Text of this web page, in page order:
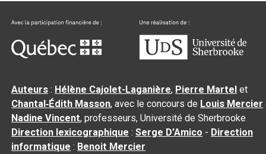
Auteurs : Hélène Cajolet-Laganière, Pierre Martel et
Chantal‑Édith Masson, avec le concours de Louis Mercier
Nadine Vincent, professeurs, Université de Sherbrooke
Direction lexicographique :Serge D’Amico - Direction
informatique : Benoit Mercier